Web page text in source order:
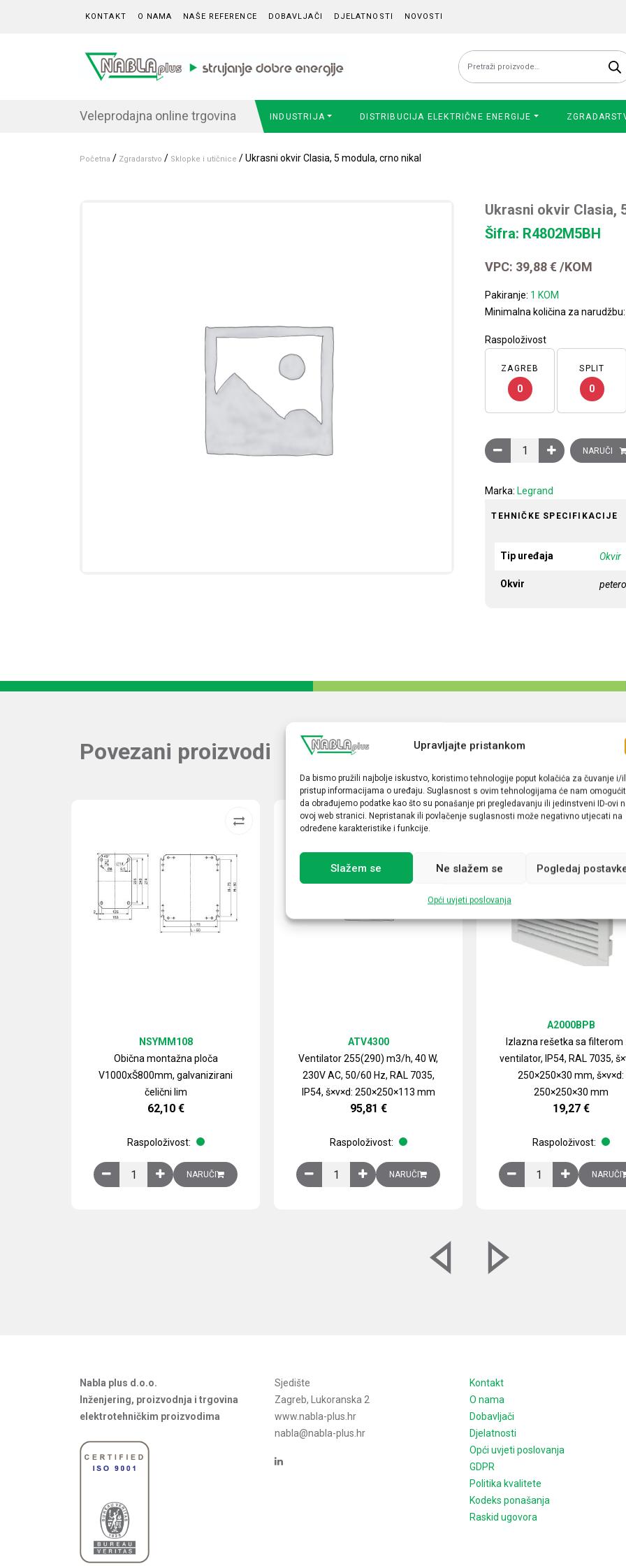
Upravljajte pristankom
Da bismo pružili najbolje iskustvo, koristimo tehnologije poput kolačića za čuvanje i/
pristup informacijama o uređaju. Suglasnost s ovim tehnologijama će nam
da obrađujemo podatke kao što su ponašanje pri pregledavanju ili jedinstveni ID-ovi
ovoj web stranici. Nepristanak ili povlačenje suglasnosti može negativno utjecati na
određene karakteristike i funkcije.
Slažem se Ne slažem se Pogledaj
Opći uvjeti poslovanja
KONTAKT O NAMA NAŠE REFERENCE DOBAVLJAČI DJELATNOSTI NOVOSTI
Pretraži:
Veleprodajna online trgovina INDUSTRIJA DISTRIBUCIJA ELEKTRIČNE ENERGIJE
Početna / Zgradarstvo / Sklopke i utičnice / Ukrasni okvir Clasia, 5 modula, crno nikal
Ukrasni okvir Clasia,
Šifra: R4802M5BH
VPC: 39,88€ /KOM
Pakiranje: 1 KOM
Minimalna količina za narudžbu:
Raspoloživost
ZAGREB
0
SPLIT
0
Ukrasni okvir Clasia, 5
NARUČI
Marka: Legrand
TEHNIČKE SPECIFIKACIJE
Tip uređaja Okvir
Okvir
Povezani proizvodi
Obična montažna ploča
V1000xŠ800mm, galvanizirani
čelični lim
NSYMM108
62,10 €
Raspoloživost:
Obična montažna ploča V1000xŠ800mm, galvanizirani čelični lim količina
NARUČI
Ventilator 255(290) m3/h, 40 W,
230V AC, 50/60 Hz, RAL 7035,
IP54, š×v×d: 250×250×113 mm
ATV4300
95,81 €
Raspoloživost:
Ventilator 255(290) m3/h, 40 W, 230V AC, 50/60 Hz, RAL 7035,
NARUČI
Izlazna rešetka sa filterom
ventilator, IP54, RAL 7035,
250×250×30 mm, š×v×d:
250×250×30 mm
A2000BPB
19,27 €
Raspoloživost:
Izlazna rešetka saNARUČI
Nabla plus d.o.o.
Inženjering, proizvodnja i trgovina
elektrotehničkim proizvodima
Sjedište
Zagreb, Lukoranska 2
www.nabla-plus.hr
nabla@nabla-plus.hr
Kontakt
O nama
Dobavljači
Djelatnosti
Opći uvjeti poslovanja
GDPR
Politika kvalitete
Kodeks ponašanja
Raskid ugovora